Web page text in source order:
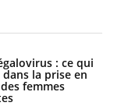
: ce qui
dans la prise en
femmes